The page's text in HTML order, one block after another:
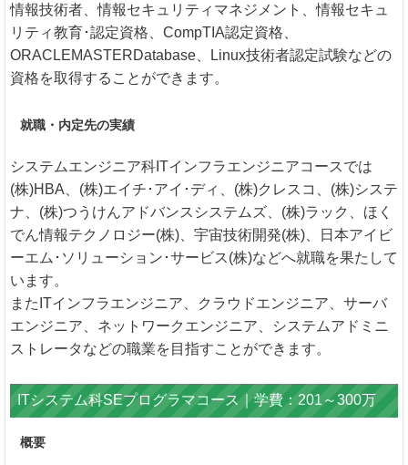
情報技術者、情報セキュリティマネジメント、情報セキュ
リティ教育･認定資格、CompTIA認定資格、
ORACLEMASTERDatabase、Linux技術者認定試験などの
資格を取得することができます。
就職・内定先の実績
システムエンジニア科ITインフラエンジニアコースでは
(株)HBA、(株)エイチ･アイ･ディ、(株)クレスコ、(株)システ
ナ、(株)つうけんアドバンスシステムズ、(株)ラック、ほく
でん情報テクノロジー(株)、宇宙技術開発(株)、日本アイビ
ーエム･ソリューション･サービス(株)などへ就職を果たして
います。
またITインフラエンジニア、クラウドエンジニア、サーバ
エンジニア、ネットワークエンジニア、システムアドミニ
ストレータなどの職業を目指すことができます。
ITシステム科SEプログラマコース｜学費：201～300万
概要